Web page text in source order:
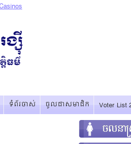
ទំព័រចាស់ ចូលជាសមាជិក
Voter List